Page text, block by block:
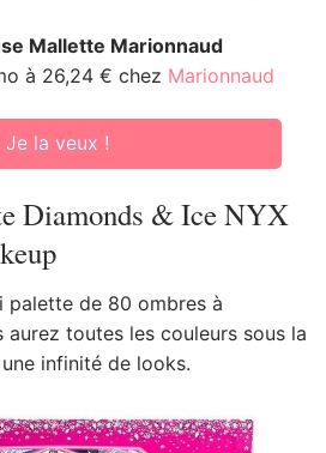
Mallette Marionnaud
à 26,24 € chez Marionnaud
Je la veux !
Diamonds & Ice NYX
palette de 80 ombres à
aurez toutes les couleurs sous la
infinité de looks.